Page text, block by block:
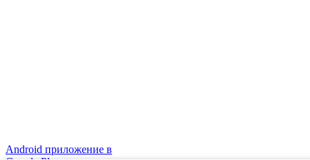
Android приложение в